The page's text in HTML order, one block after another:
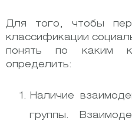
Для того, чтобы
классификации
понять по каким
определить:
Наличие
группы.